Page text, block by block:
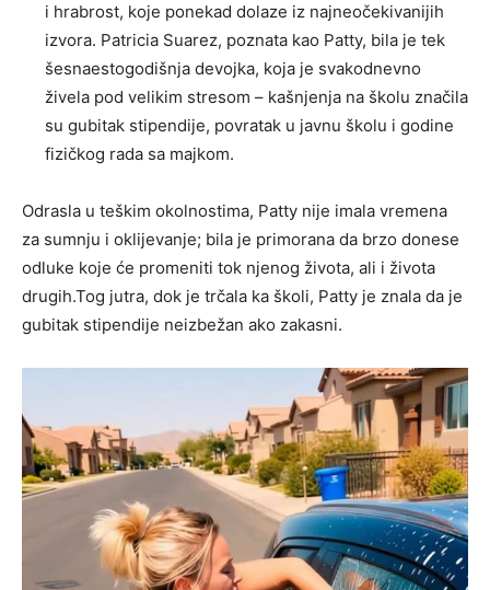
i hrabrost, koje ponekad dolaze iz najneočekivanijih
izvora. Patricia Suarez, poznata kao Patty, bila je tek
šesnaestogodišnja devojka, koja je svakodnevno
živela pod velikim stresom – kašnjenja na školu značila
su gubitak stipendije, povratak u javnu školu i godine
fizičkog rada sa majkom.
Odrasla u teškim okolnostima, Patty nije imala vremena
za sumnju i oklijevanje; bila je primorana da brzo donese
odluke koje će promeniti tok njenog života, ali i života
drugih.Tog jutra, dok je trčala ka školi, Patty je znala da je
gubitak stipendije neizbežan ako zakasni.